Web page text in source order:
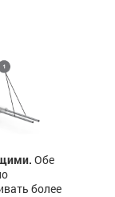
Обе
более